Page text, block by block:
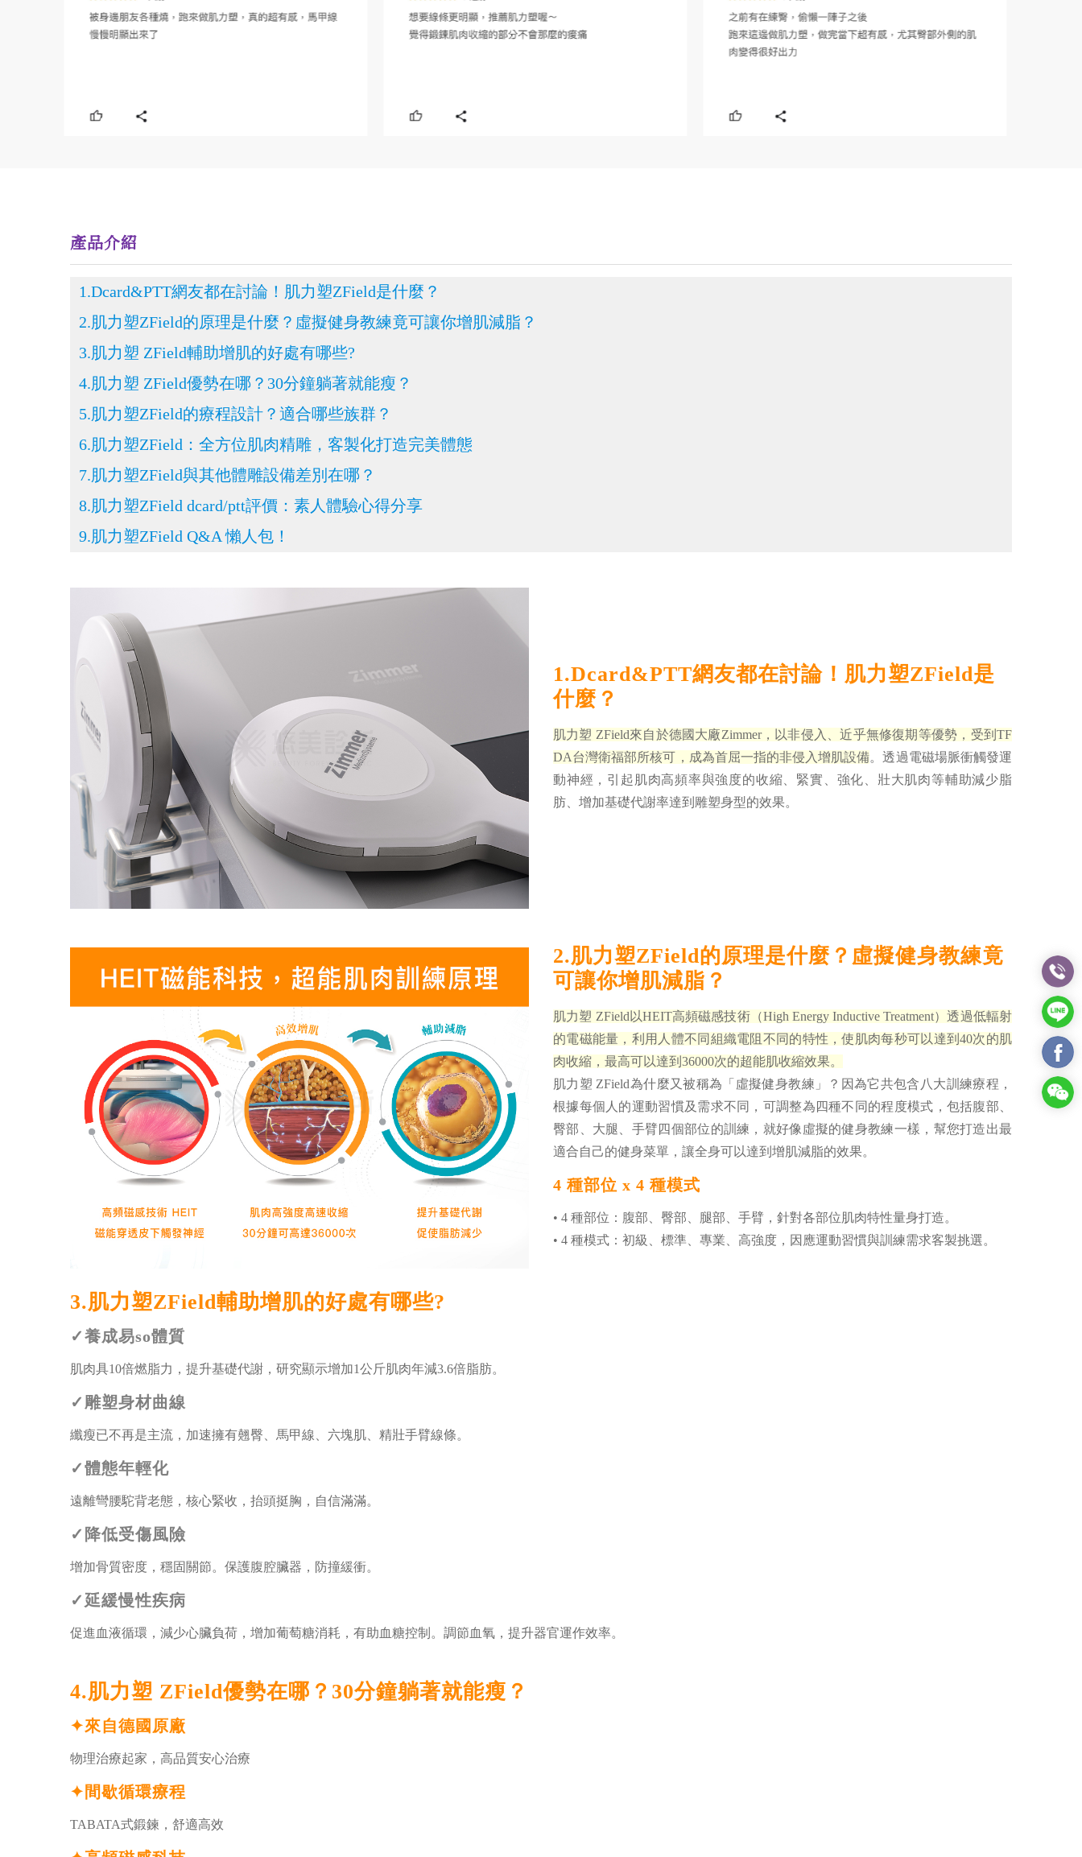
產品介紹
1.Dcard&PTT網友都在討論！肌力塑ZField是什麼？
2.肌力塑ZField的原理是什麼？虛擬健身教練竟可讓你增肌減脂？
3.肌力塑 ZField輔助增肌的好處有哪些?
4.肌力塑 ZField優勢在哪？30分鐘躺著就能瘦？
5.肌力塑ZField的療程設計？適合哪些族群？
6.肌力塑ZField：全方位肌肉精雕，客製化打造完美體態
7.肌力塑ZField與其他體雕設備差別在哪？
8.肌力塑ZField dcard/ptt評價：素人體驗心得分享
9.肌力塑ZField Q&A 懶人包！
1.Dcard&PTT網友都在討論！肌力塑ZField是
什麼？
肌力塑 ZField來自於德國大廠Zimmer，以非侵入、近乎無修復期等優勢，受到TF
DA台灣衛福部所核可，成為首屈一指的非侵入增肌設備。透過電磁場脈衝觸發運
動神經，引起肌肉高頻率與強度的收縮、緊實、強化、壯大肌肉等輔助減少脂
肪、增加基礎代謝率達到雕塑身型的效果。
2.肌力塑ZField的原理是什麼？虛擬健身教練竟
可讓你增肌減脂？
肌力塑 ZField以HEIT高頻磁感技術（High Energy Inductive Treatment）透過低輻射
的電磁能量，利用人體不同組織電阻不同的特性，使肌肉每秒可以達到40次的肌
肉收縮，最高可以達到36000次的超能肌收縮效果。
肌力塑 ZField為什麼又被稱為「虛擬健身教練」？因為它共包含八大訓練療程，
根據每個人的運動習慣及需求不同，可調整為四種不同的程度模式，包括腹部、
臀部、大腿、手臂四個部位的訓練，就好像虛擬的健身教練一樣，幫您打造出最
適合自己的健身菜單，讓全身可以達到增肌減脂的效果。
4 種部位 x 4 種模式
• 4 種部位：腹部、臀部、腿部、手臂，針對各部位肌肉特性量身打造。
• 4 種模式：初級、標準、專業、高強度，因應運動習慣與訓練需求客製挑選。
3.肌力塑ZField輔助增肌的好處有哪些?
✓養成易so體質
肌肉具10倍燃脂力，提升基礎代謝，研究顯示增加1公斤肌肉年減3.6倍脂肪。
✓雕塑身材曲線
纖瘦已不再是主流，加速擁有翹臀、馬甲線、六塊肌、精壯手臂線條。
✓體態年輕化
遠離彎腰駝背老態，核心緊收，抬頭挺胸，自信滿滿。
✓降低受傷風險
增加骨質密度，穩固關節。保護腹腔臟器，防撞緩衝。
✓延緩慢性疾病
促進血液循環，減少心臟負荷，增加葡萄糖消耗，有助血糖控制。調節血氧，提升器官運作效率。
4.肌力塑 ZField優勢在哪？30分鐘躺著就能瘦？
✦來自德國原廠
物理治療起家，高品質安心治療
✦間歇循環療程
TABATA式鍛鍊，舒適高效